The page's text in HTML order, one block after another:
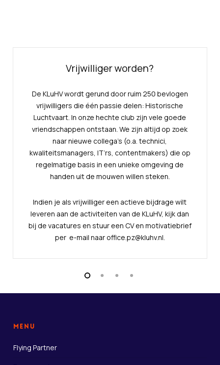
Vrijwilliger worden?
De KLuHV wordt gerund door ruim 250 bevlogen
vrijwilligers die één passie delen: Historische
Luchtvaart. In onze hechte club zijn vele goede
vriendschappen ontstaan. We zijn altijd op zoek
naar nieuwe collega’s (o.a. technici,
kwaliteitsmanagers, IT’rs, contentmakers) die op
regelmatige basis in een unieke omgeving de
handen uit de mouwen willen steken.
Indien je als vrijwilliger een actieve bijdrage wilt
leveren aan de activiteiten van de KLuHV, kijk dan
bij de vacatures en stuur een CV en motivatiebrief
per e-mail naar office.pz@kluhv.nl.
Menu
Flying Partner